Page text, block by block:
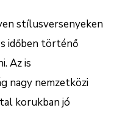
stílusversenyeken
időben történő
Az is
nagy nemzetközi
korukban jó